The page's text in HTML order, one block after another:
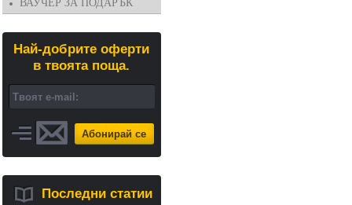
ВАУЧЕР ЗА ПОДАРЪК
Най-добрите оферти
в твоята поща.
Абонирай се
Последни статии